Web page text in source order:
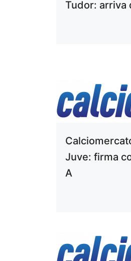
Tudor: arriva
Juve: firma
A